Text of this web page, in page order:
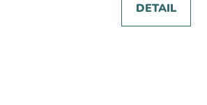
DETAIL